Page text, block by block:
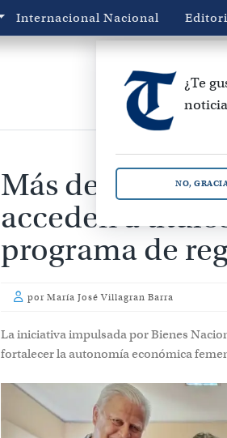
Internacional Nacional
Más de 380
acceden a
programa de
por María José Villagran Barra
La iniciativa impulsada por Bienes
fortalecer la autonomía económica
¿Te
NO,